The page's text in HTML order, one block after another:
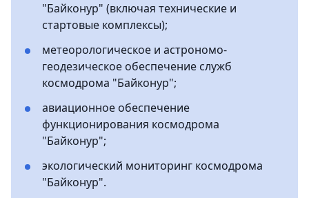
"Байконур" (включая технические и
стартовые комплексы);
метеорологическое и астрономо-
геодезическое обеспечение служб
космодрома "Байконур";
авиационное обеспечение
функционирования космодрома
"Байконур";
экологический мониторинг космодрома
"Байконур".